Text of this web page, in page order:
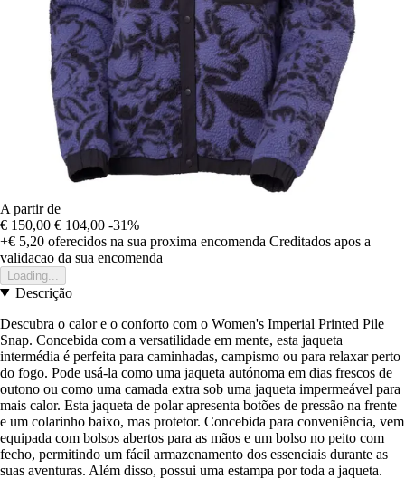
A partir de
€ 150,00 € 104,00 -31%
+€ 5,20 oferecidos na sua proxima encomenda Creditados apos a
validacao da sua encomenda
Loading...
Descrição
Descubra o calor e o conforto com o Women's Imperial Printed Pile
Snap. Concebida com a versatilidade em mente, esta jaqueta
intermédia é perfeita para caminhadas, campismo ou para relaxar perto
do fogo. Pode usá-la como uma jaqueta autónoma em dias frescos de
outono ou como uma camada extra sob uma jaqueta impermeável para
mais calor. Esta jaqueta de polar apresenta botões de pressão na frente
e um colarinho baixo, mas protetor. Concebida para conveniência, vem
equipada com bolsos abertos para as mãos e um bolso no peito com
fecho, permitindo um fácil armazenamento dos essenciais durante as
suas aventuras. Além disso, possui uma estampa por toda a jaqueta.